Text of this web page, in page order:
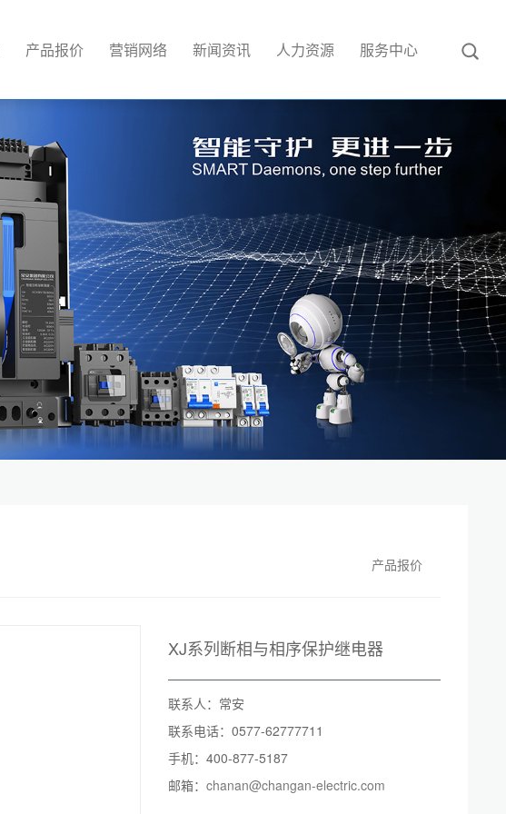
产品报价 营销网络 新闻资讯 人力资源 服务中心
产品报价
XJ系列断相与相序保护继电器
联系人：常安
联系电话：0577-62777711
手机：400-877-5187
邮箱： chanan@changan-electric.com